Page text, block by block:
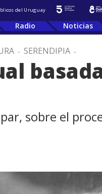
del Uruguay
Radio Noticias
. SERENDIPIA .
sobre el